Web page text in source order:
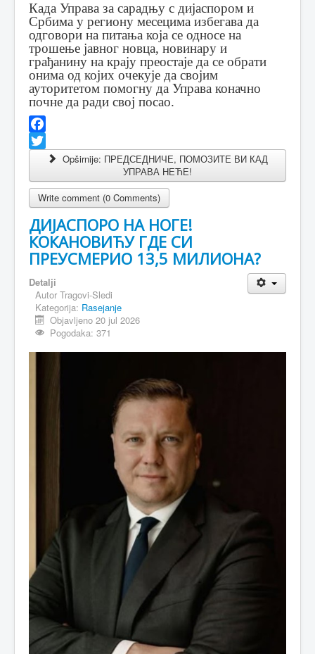
Када Управа за сарадњу с дијаспором и
Србима у региону месецима избегава да
одговори на питања која се односе на
трошење јавног новца, новинару и
грађанину на крају преостаје да се обрати
онима од којих очекује да својим
ауторитетом помогну да Управа коначно
почне да ради свој посао.
Facebook
Twitter Opširnije: ПРЕДСЕДНИЧЕ, ПОМОЗИТЕ ВИ КАД
УПРАВА НЕЋЕ!
Write comment (0 Comments)
ДИЈАСПОРО НА НОГЕ!
КОКАНОВИЋУ ГДЕ СИ
ПРЕУСМЕРИО 13,5 МИЛИОНА?
Detalji
Autor Tragovi-Sledi
Kategorija: Rasejanje
Objavljeno 20 jul 2026
Pogodaka: 371